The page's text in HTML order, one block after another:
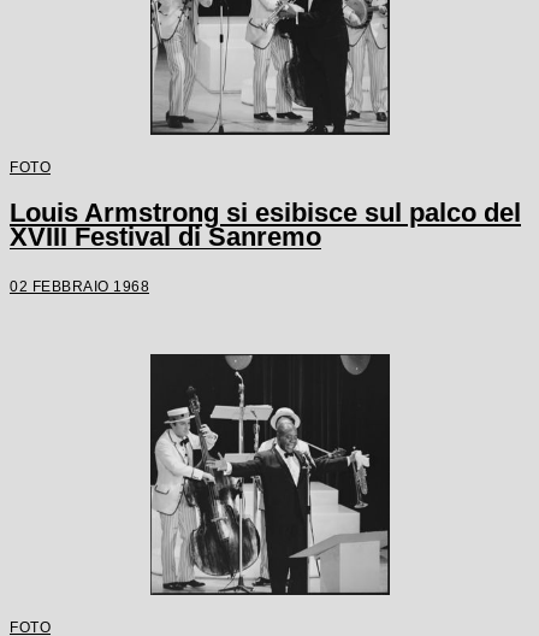
FOTO
Louis Armstrong si esibisce sul palco del
XVIII Festival di Sanremo
02 FEBBRAIO 1968
FOTO